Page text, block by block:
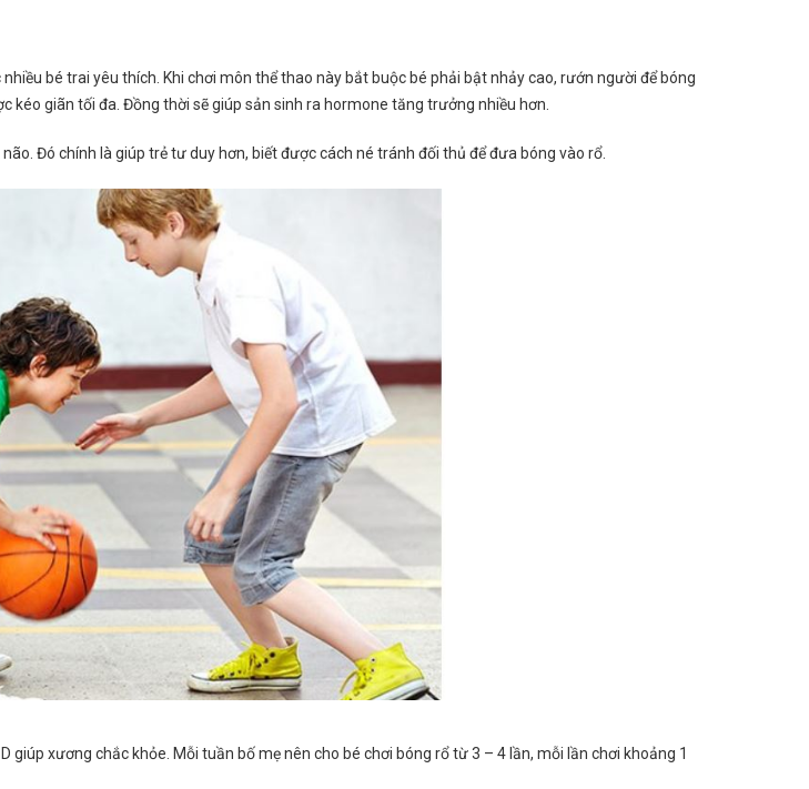
bé trai yêu thích. Khi chơi môn thể thao này bắt buộc bé phải bật nhảy cao, rướn người để bóng
kéo giãn tối đa. Đồng thời sẽ giúp sản sinh ra hormone tăng trưởng nhiều hơn.
Đó chính là giúp trẻ tư duy hơn, biết được cách né tránh đối thủ để đưa bóng vào rổ.
xương chắc khỏe. Mỗi tuần bố mẹ nên cho bé chơi bóng rổ từ 3 – 4 lần, mỗi lần chơi khoảng 1